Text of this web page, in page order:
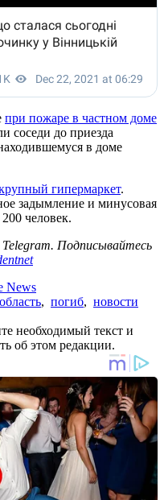
при пожаре в частном доме
соседи до приезда
в доме
гипермаркет.
задымление и минусовая
человек.
Telegram. Подписывайтесь
News
, погиб, новости
необходимый текст и
об этом редакции.